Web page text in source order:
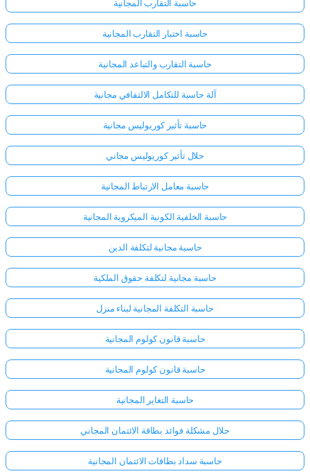
حاسبة التقارب المجانية
حاسبة اختبار التقارب المجانية
حاسبة التقارب والتباعد المجانية
آلة حاسبة للتكامل الالتفافي مجانية
حاسبة تأثير كوريوليس مجانية
حلال تأثير كوريوليس مجاني
حاسبة معامل الارتباط المجانية
حاسبة الخلفية الكونية الميكروية المجانية
حاسبة مجانية لتكلفة الدين
حاسبة مجانية لتكلفة حقوق الملكية
حاسبة التكلفة المجانية لبناء منزل
حاسبة قانون كولوم المجانية
حاسبة قانون كولوم المجانية
حاسبة التغاير المجانية
حلال مشكلة فوائد بطاقة الائتمان المجاني
حاسبة سداد بطاقات الائتمان المجانية